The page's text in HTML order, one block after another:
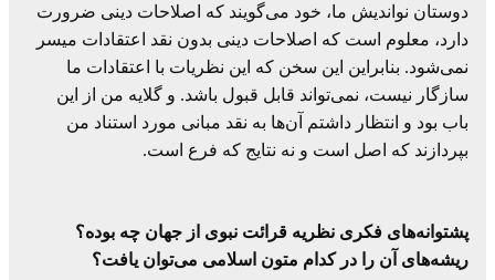
دوستان نواندیش ما، خود می‌گویند که اصلاحات دینی ضرورت
دارد، معلوم است که اصلاحات دینی بدون نقد اعتقادات میسر
نمی‌شود. بنابراین این سخن که این نظریات با اعتقادات ما
سازگار نیست، نمی‌تواند قابل قبول باشد. و گلایه من از این
باب بود و انتظار داشتم آن‌ها به نقد مبانی مورد استناد من
بپردازند که اصل است و نه نتایج که فرع است.
پشتوانه‌های فکری نظریه قرائت نبوی از جهان چه بوده؟
ریشه‌های آن را در کدام متون اسلامی می‌توان یافت؟